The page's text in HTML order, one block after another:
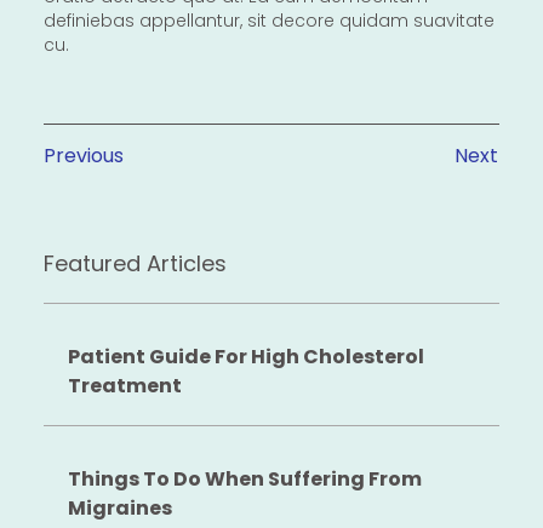
definiebas appellantur, sit decore quidam suavitate
cu.
Previous Next
Featured Articles
Patient Guide For High Cholesterol
Treatment
Things To Do When Suffering From
Migraines